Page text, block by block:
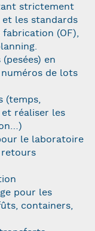
strictement
et les standards
(OF),
en
de lots
(temps,
réaliser les
le laboratoire
pour les
containers,